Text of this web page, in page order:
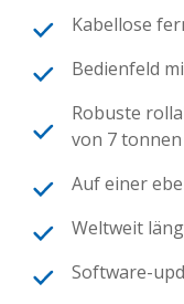
Kabellose
Bedienfeld
Robuste
von 7 tonnen
Auf einer
Weltweit
Software-